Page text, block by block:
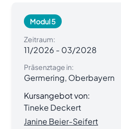
Modul 5
Zeitraum:
11/2026 - 03/2028
Präsenztage in:
Germering, Oberbayern
Kursangebot von:
Tineke Deckert
Janine Beier-Seifert